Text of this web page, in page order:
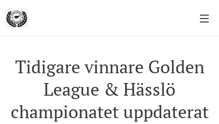
Tidigare vinnare Golden
League & Hässlö
championatet uppdaterat